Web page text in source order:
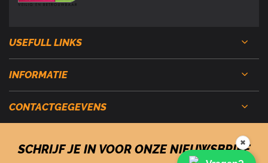
USEFULL LINKS
INFORMATIE
CONTACTGEGEVENS
SCHRIJF JE IN VOOR ONZE NIEUWSBRIEF
✖